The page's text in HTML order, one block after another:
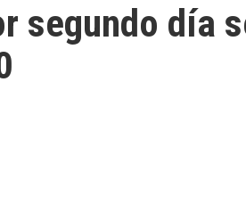
segundo día